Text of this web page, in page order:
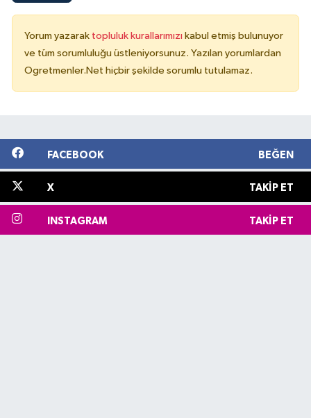
Yorum yazarak topluluk kurallarımızı kabul etmiş bulunuyor
ve tüm sorumluluğu üstleniyorsunuz. Yazılan yorumlardan
Ogretmenler.Net hiçbir şekilde sorumlu tutulamaz.
FACEBOOK BEĞEN
X TAKIP ET
INSTAGRAM TAKIP ET